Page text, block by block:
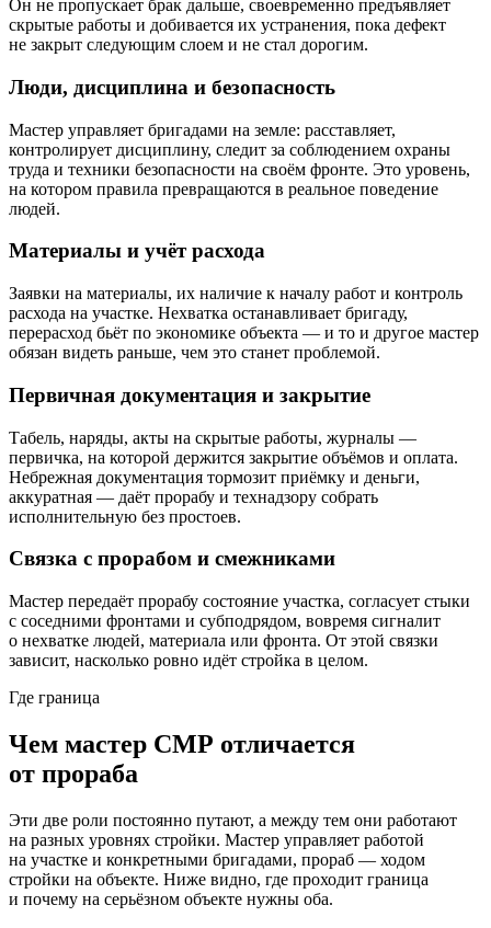
Он не пропускает брак дальше, своевременно предъявляет
скрытые работы и добивается их устранения, пока дефект
не закрыт следующим слоем и не стал дорогим.
Люди, дисциплина и безопасность
Мастер управляет бригадами на земле: расставляет,
контролирует дисциплину, следит за соблюдением охраны
труда и техники безопасности на своём фронте. Это уровень,
на котором правила превращаются в реальное поведение
людей.
Материалы и учёт расхода
Заявки на материалы, их наличие к началу работ и контроль
расхода на участке. Нехватка останавливает бригаду,
перерасход бьёт по экономике объекта — и то и другое мастер
обязан видеть раньше, чем это станет проблемой.
Первичная документация и закрытие
Табель, наряды, акты на скрытые работы, журналы —
первичка, на которой держится закрытие объёмов и оплата.
Небрежная документация тормозит приёмку и деньги,
аккуратная — даёт прорабу и технадзору собрать
исполнительную без простоев.
Связка с прорабом и смежниками
Мастер передаёт прорабу состояние участка, согласует стыки
с соседними фронтами и субподрядом, вовремя сигналит
о нехватке людей, материала или фронта. От этой связки
зависит, насколько ровно идёт стройка в целом.
Где граница
Чем мастер СМР отличается
от прораба
Эти две роли постоянно путают, а между тем они работают
на разных уровнях стройки. Мастер управляет работой
на участке и конкретными бригадами, прораб — ходом
стройки на объекте. Ниже видно, где проходит граница
и почему на серьёзном объекте нужны оба.